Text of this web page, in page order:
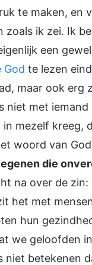
te maken, en
zoals ik zei. Ik
een
God te lezen
maar ook
niet met
mezelf
woord van God
die
na over de zin:
het met
hun
we geloofden
betekenen